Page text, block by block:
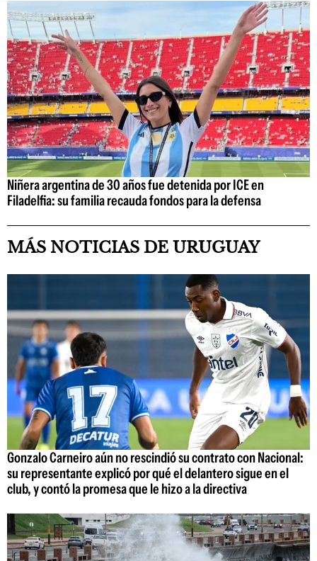
Niñera argentina de 30 años fue detenida por ICE en
Filadelfia: su familia recauda fondos para la defensa
MÁS NOTICIAS DE URUGUAY
Gonzalo Carneiro aún no rescindió su contrato con Nacional:
su representante explicó por qué el delantero sigue en el
club, y contó la promesa que le hizo a la directiva